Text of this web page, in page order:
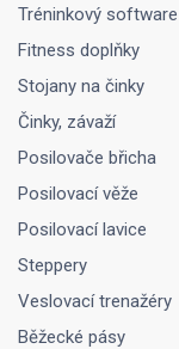
Tréninkový software
Fitness doplňky
Stojany na činky
Činky, závaží
Posilovače břicha
Posilovací věže
Posilovací lavice
Steppery
Veslovací trenažéry
Běžecké pásy